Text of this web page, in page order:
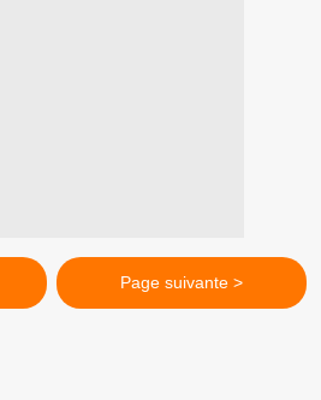
Page suivante >